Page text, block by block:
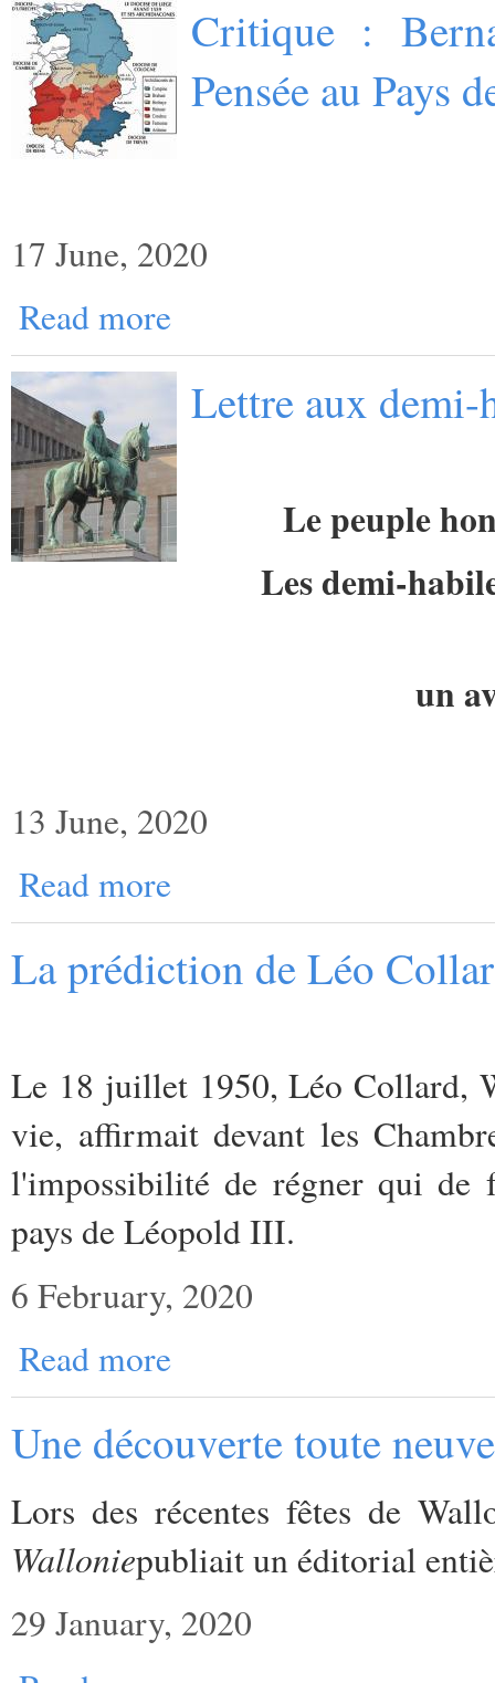
Critique :
Pensée au Pays
17 June, 2020
Read more
Lettre aux demi-
Le peuple
Les demi-
un
13 June, 2020
Read more
La prédiction de Léo
Le 18 juillet 1950, Léo Collard,
vie, affirmait devant les
l'impossibilité de régner qui de
pays de Léopold III.
6 February, 2020
Read more
Une découverte toute
Lors des récentes fêtes de
Walloniepubliait un éditorial
29 January, 2020